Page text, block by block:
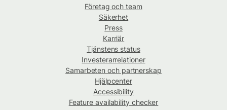
Företag och team
Säkerhet
Press
Karriär
Tjänstens status
Investerarrelationer
Samarbeten och partnerskap
Hjälpcenter
Accessibility
Feature availability checker